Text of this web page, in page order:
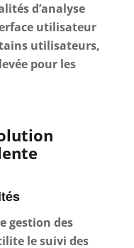
d’analyse
utilisateur
utilisateurs,
pour les
gestion des
le suivi des